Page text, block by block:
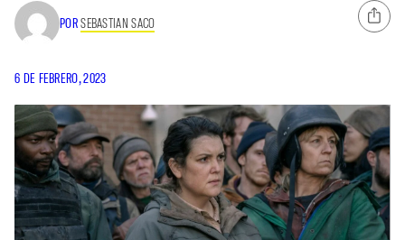
PORSEBASTIAN SACO
6 DE FEBRERO, 2023